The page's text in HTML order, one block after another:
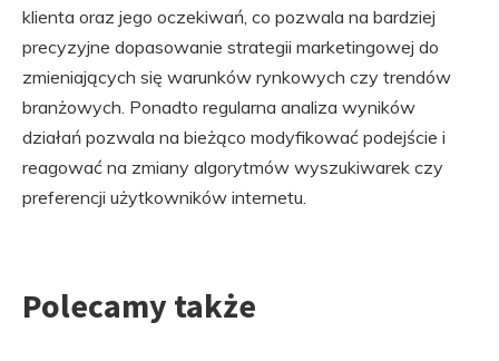
klienta oraz jego oczekiwań, co pozwala na bardziej
precyzyjne dopasowanie strategii marketingowej do
zmieniających się warunków rynkowych czy trendów
branżowych. Ponadto regularna analiza wyników
działań pozwala na bieżąco modyfikować podejście i
reagować na zmiany algorytmów wyszukiwarek czy
preferencji użytkowników internetu.
Polecamy także